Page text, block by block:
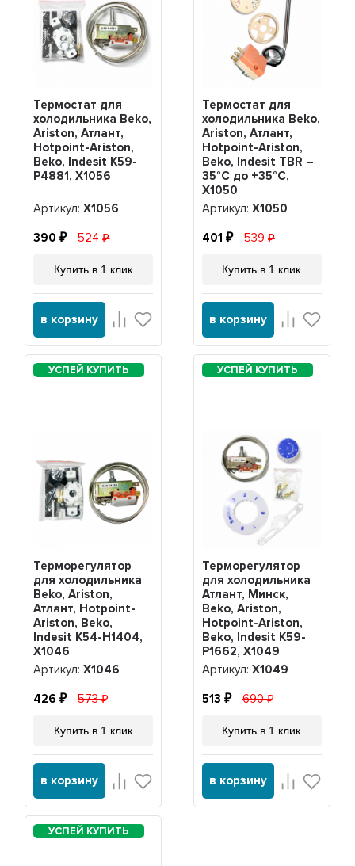
Термостат для
холодильника Beko,
Ariston, Атлант,
Hotpoint-Ariston,
Beko, Indesit K59-
P4881, Х1056
Артикул:Х1056
390 524
Купить в 1 клик
в корзину
Термостат для
холодильника Beko,
Ariston, Атлант,
Hotpoint-Ariston,
Beko, Indesit TBR –
35°C до +35°C,
Х1050
Артикул: Х1050
401 539
Купить в 1 клик
в корзину
Терморегулятор
для холодильника
Beko, Ariston,
Атлант, Hotpoint-
Ariston, Beko,
Indesit K54-H1404,
Х1046
Артикул:Х1046
426 573
Купить в 1 клик
в корзину
Терморегулятор
для холодильника
Атлант, Минск,
Beko, Ariston,
Hotpoint-Ariston,
Beko, Indesit K59-
P1662, Х1049
Артикул: Х1049
513 690
Купить в 1 клик
в корзину